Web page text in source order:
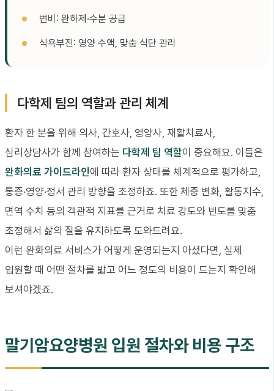
변비: 완하제·수분 공급
식욕부진: 영양 수액, 맞춤 식단 관리
다학제 팀의 역할과 관리 체계
환자 한 분을 위해 의사, 간호사, 영양사, 재활치료사,
심리상담사가 함께 참여하는 다학제 팀 역할이 중요해요. 이들은
완화의료 가이드라인에 따라 환자 상태를 체계적으로 평가하고,
통증·영양·정서 관리 방향을 조정하죠. 또한 체중 변화, 활동지수,
면역 수치 등의 객관적 지표를 근거로 치료 강도와 빈도를 맞춤
조정해서 삶의 질을 유지하도록 도와드려요.
이런 완화의료 서비스가 어떻게 운영되는지 아셨다면, 실제
입원할 때 어떤 절차를 밟고 어느 정도의 비용이 드는지 확인해
보셔야겠죠.
말기암요양병원 입원 절차와 비용 구조